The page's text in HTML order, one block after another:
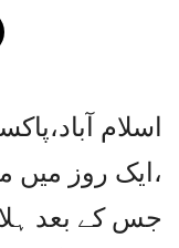
اسلام
جس کے بعد